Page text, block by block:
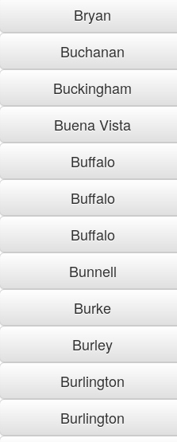
Bryan
Buchanan
Buckingham
Buena Vista
Buffalo
Buffalo
Buffalo
Bunnell
Burke
Burley
Burlington
Burlington